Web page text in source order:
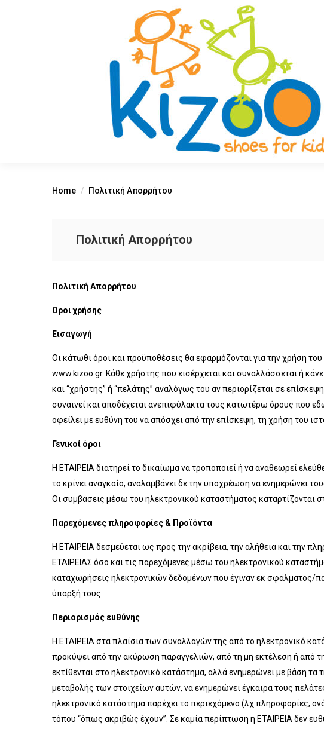
Home Πολιτική Απορρήτου
Πολιτική Απορρήτου
Πολιτική Απορρήτου
Οροι χρήσης
Εισαγωγή
Οι κάτωθι όροι και προϋποθέσεις θα εφαρμόζονται για την χρήση
www.kizoo.gr. Κάθε χρήστης που εισέρχεται και συναλλάσσεται ή
και “χρήστης” ή “πελάτης” αναλόγως του αν περιορίζεται σε
συναινεί και αποδέχεται ανεπιφύλακτα τους κατωτέρω όρους που
οφείλει με ευθύνη του να απόσχει από την επίσκεψη, τη χρήση του
Γενικοί όροι
Η ΕΤΑΙΡΕΙΑ διατηρεί το δικαίωμα να τροποποιεί ή να αναθεωρεί
το κρίνει αναγκαίο, αναλαμβάνει δε την υποχρέωση να ενημερώνει
Οι συμβάσεις μέσω του ηλεκτρονικού καταστήματος καταρτίζονται
Παρεχόμενες πληροφορίες & Προϊόντα
H ΕΤΑΙΡΕΙΑ δεσμεύεται ως προς την ακρίβεια, την αλήθεια και την
ΕΤΑΙΡΕΙΑΣ όσο και τις παρεχόμενες μέσω του ηλεκτρονικού
καταχωρήσεις ηλεκτρονικών δεδομένων που έγιναν εκ σφάλματος/
ύπαρξή τους.
Περιορισμός ευθύνης
Η ΕΤΑΙΡΕΙΑ στα πλαίσια των συναλλαγών της από το ηλεκτρονικό
προκύψει από την ακύρωση παραγγελιών, από τη μη εκτέλεση ή από
εκτίθενται στο ηλεκτρονικό κατάστημα, αλλά ενημερώνει με βάση
μεταβολής των στοιχείων αυτών, να ενημερώνει έγκαιρα τους
ηλεκτρονικό κατάστημα παρέχει το περιεχόμενο (λχ πληροφορίες,
τόπου “όπως ακριβώς έχουν”. Σε καμία περίπτωση η ΕΤΑΙΡΕΙΑ δεν